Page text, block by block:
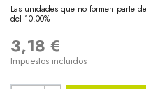
Las unidades que no formen parte
del 10.00%
3,18 €
Impuestos incluidos